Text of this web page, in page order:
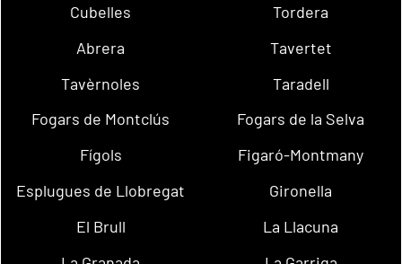
Cubelles
Tordera
Abrera
Tavertet
Tavèrnoles
Taradell
Fogars de Montclús
Fogars de la Selva
Fígols
Figaró-Montmany
Esplugues de Llobregat
Gironella
El Brull
La Llacuna